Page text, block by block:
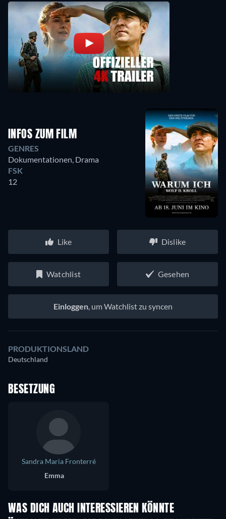
INFOS ZUM FILM
GENRES
Dokumentationen, Drama
FSK
12
Like Dislike
Watchlist Gesehen
Einloggen, um Watchlist zu syncen
PRODUKTIONSLAND
Deutschland
BESETZUNG
Sandra Maria Fronterré
Emma
WAS DICH AUCH INTERESSIEREN KÖNNTE
Serie